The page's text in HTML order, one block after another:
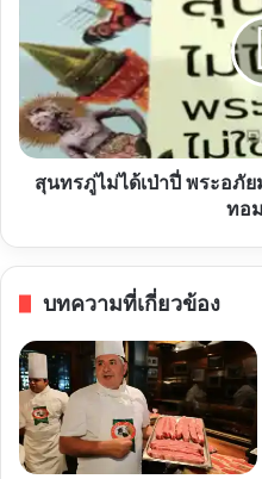
จินตนาการ
ได้
เป่า
ปี่
พระ
อภัย
มณี
คน
|
เล่ม
นี้
ครู
ทอม
เขียน
สุนทรภู่ไม่ได้เป่าปี่ พระอภั
ทอ
บทความที่เกี่ยวข้อง